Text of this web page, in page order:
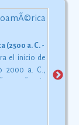
a. C. - 200 d. C)
el inicio de
2000 a. C.,